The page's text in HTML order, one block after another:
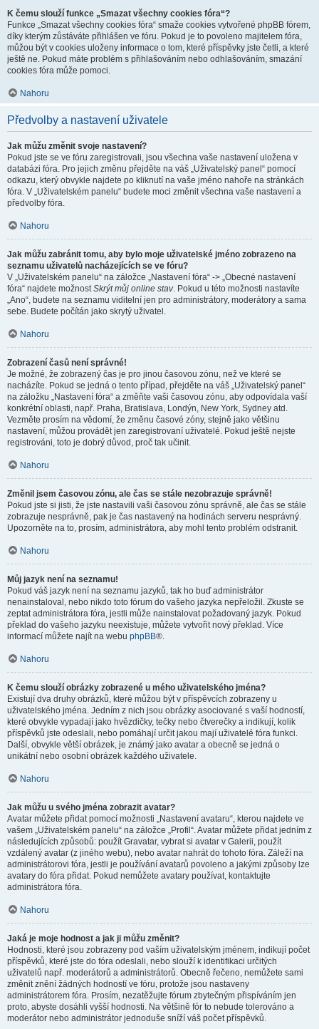
K čemu slouží funkce „Smazat všechny cookies fóra“?
Funkce „Smazat všechny cookies fóra“ smaže cookies vytvořené phpBB fórem,
díky kterým zůstáváte přihlášen ve fóru. Pokud je to povoleno majitelem fóra,
můžou být v cookies uloženy informace o tom, které příspěvky jste četli, a které
ještě ne. Pokud máte problém s přihlašováním nebo odhlašováním, smazání
cookies fóra může pomoci.
Nahoru
Předvolby a nastavení uživatele
Jak můžu změnit svoje nastavení?
Pokud jste se ve fóru zaregistrovali, jsou všechna vaše nastavení uložena v
databázi fóra. Pro jejich změnu přejděte na váš „Uživatelský panel“ pomocí
odkazu, který obvykle najdete po kliknutí na vaše jméno nahoře na stránkách
fóra. V „Uživatelském panelu“ budete moci změnit všechna vaše nastavení a
předvolby fóra.
Nahoru
Jak můžu zabránit tomu, aby bylo moje uživatelské jméno zobrazeno na
seznamu uživatelů nacházejících se ve fóru?
V „Uživatelském panelu“ na záložce „Nastavení fóra“ -> „Obecné nastavení
fóra“ najdete možnostSkrýt můj online stav. Pokud u této možnosti nastavíte
„Ano“, budete na seznamu viditelní jen pro administrátory, moderátory a sama
sebe. Budete počítán jako skrytý uživatel.
Nahoru
Zobrazení časů není správné!
Je možné, že zobrazený čas je pro jinou časovou zónu, než ve které se
nacházíte. Pokud se jedná o tento případ, přejděte na váš „Uživatelský panel“
na záložku „Nastavení fóra“ a změňte vaši časovou zónu, aby odpovídala vaší
konkrétní oblasti, např. Praha, Bratislava, Londýn, New York, Sydney atd.
Vezměte prosím na vědomí, že změnu časové zóny, stejně jako většinu
nastavení, můžou provádět jen zaregistrovaní uživatelé. Pokud ještě nejste
registrováni, toto je dobrý důvod, proč tak učinit.
Nahoru
Změnil jsem časovou zónu, ale čas se stále nezobrazuje správně!
Pokud jste si jisti, že jste nastavili vaši časovou zónu správně, ale čas se stále
zobrazuje nesprávně, pak je čas nastavený na hodinách serveru nesprávný.
Upozorněte na to, prosím, administrátora, aby mohl tento problém odstranit.
Nahoru
Můj jazyk není na seznamu!
Pokud váš jazyk není na seznamu jazyků, tak ho buď administrátor
nenainstaloval, nebo nikdo toto fórum do vašeho jazyka nepřeložil. Zkuste se
zeptat administrátora fóra, jestli může nainstalovat požadovaný jazyk. Pokud
překlad do vašeho jazyku neexistuje, můžete vytvořit nový překlad. Více
informací můžete najít na webu phpBB®.
Nahoru
K čemu slouží obrázky zobrazené u mého uživatelského jména?
Existují dva druhy obrázků, které můžou být v příspěvcích zobrazeny u
uživatelského jména. Jedním z nich jsou obrázky asociované s vaší hodností,
které obvykle vypadají jako hvězdičky, tečky nebo čtverečky a indikují, kolik
příspěvků jste odeslali, nebo pomáhají určit jakou mají uživatelé fóra funkci.
Další, obvykle větší obrázek, je známý jako avatar a obecně se jedná o
unikátní nebo osobní obrázek každého uživatele.
Nahoru
Jak můžu u svého jména zobrazit avatar?
Avatar můžete přidat pomocí možnosti „Nastavení avataru“, kterou najdete ve
vašem „Uživatelském panelu“ na záložce „Profil“. Avatar můžete přidat jedním z
následujících způsobů: použít Gravatar, vybrat si avatar v Galerii, použít
vzdálený avatar (z jiného webu), nebo avatar nahrát do tohoto fóra. Záleží na
administrátorovi fóra, jestli je používání avatarů povoleno a jakými způsoby lze
avatary do fóra přidat. Pokud nemůžete avatary používat, kontaktujte
administrátora fóra.
Nahoru
Jaká je moje hodnost a jak ji můžu změnit?
Hodnosti, které jsou zobrazeny pod vaším uživatelským jménem, indikují počet
příspěvků, které jste do fóra odeslali, nebo slouží k identifikaci určitých
uživatelů např. moderátorů a administrátorů. Obecně řečeno, nemůžete sami
změnit znění žádných hodností ve fóru, protože jsou nastaveny
administrátorem fóra. Prosím, nezatěžujte fórum zbytečným přispíváním jen
proto, abyste dosáhli vyšší hodnosti. Na většině fór to nebude tolerováno a
moderátor nebo administrátor jednoduše sníží váš počet příspěvků.